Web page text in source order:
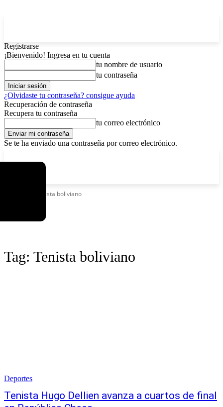
Registrarse
¡Bienvenido! Ingresa en tu cuenta
tu nombre de usuario
tu contraseña
¿Olvidaste tu contraseña? consigue ayuda
Recuperación de contraseña
Recupera tu contraseña
tu correo electrónico
Se te ha enviado una contraseña por correo electrónico.
Tenista boliviano
Tag: Tenista boliviano
Deportes
Tenista Hugo Dellien avanza a cuartos de final